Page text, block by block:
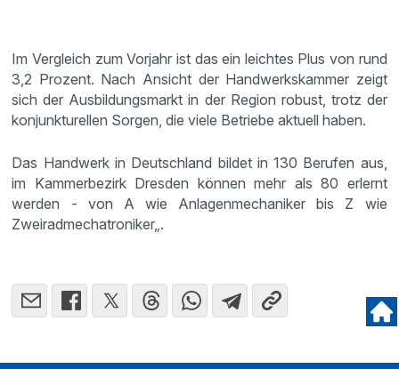
Im Vergleich zum Vorjahr ist das ein leichtes Plus von rund
3,2 Prozent. Nach Ansicht der Handwerkskammer zeigt
sich der Ausbildungsmarkt in der Region robust, trotz der
konjunkturellen Sorgen, die viele Betriebe aktuell haben.
Das Handwerk in Deutschland bildet in 130 Berufen aus,
im Kammerbezirk Dresden können mehr als 80 erlernt
werden - von A wie Anlagenmechaniker bis Z wie
Zweiradmechatroniker„.